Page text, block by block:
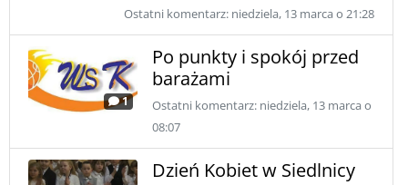
Ostatni komentarz: niedziela, 13 marca o 21:28
1
Po punkty i spokój przed
barażami
Ostatni komentarz: niedziela, 13 marca o
08:07
Dzień Kobiet w Siedlnicy